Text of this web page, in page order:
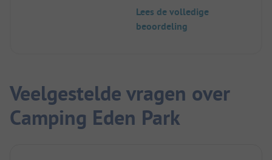
Lees de volledige
beoordeling
Veelgestelde vragen over
Camping Eden Park